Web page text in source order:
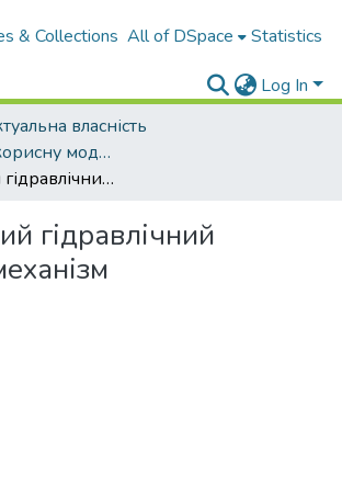
& Collections All of DSpace Statistics
Log In
власність
Патенти на корисну модель
Вібраційний гідравлічний ударний механізм
гідравлічний